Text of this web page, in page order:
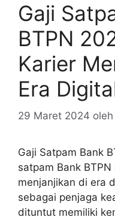
Gaji
BTPN
Karier
Era
29 Maret 2024 oleh
Gaji Satpam Bank
satpam Bank
menjanjikan di era
sebagai penjaga
dituntut memiliki